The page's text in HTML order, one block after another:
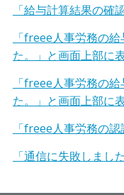
「給与計算結果の確
「freee人事労務の
た。」と画面上部に
「freee人事労務の
た。」と画面上部に
「freee人事労務の
「通信に失敗しまし